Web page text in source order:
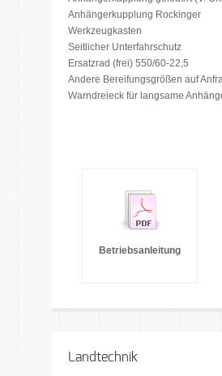
Anhängerkupplung Rockinger
Werkzeugkasten
Seitlicher Unterfahrschutz
Ersatzrad (frei) 550/60-22,5
Andere Bereifungsgrößen auf
Warndreieck für langsame
Betriebsanleitung
Landtechnik